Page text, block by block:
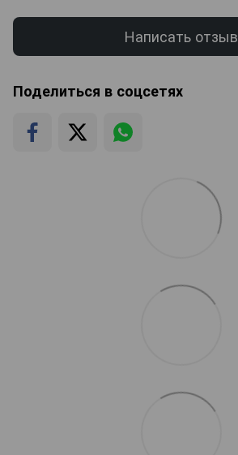
Написать отзыв
Поделиться в соцсетях